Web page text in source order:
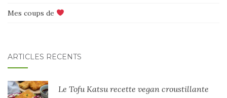
Mes coups de
ARTICLES RÉCENTS
Le Tofu Katsu recette vegan croustillante